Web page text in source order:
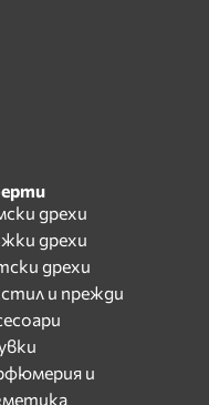
дрехи
дрехи
дрехи
и прежди
и